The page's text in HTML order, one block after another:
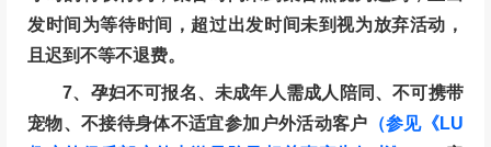
退改时间
2025年12月05日 23:59之前(含) 100%